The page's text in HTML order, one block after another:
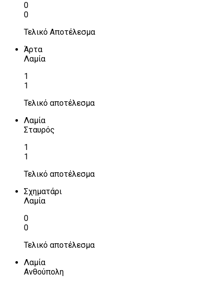
0
0
Τελικό Αποτέλεσμα
Άρτα
Λαμία
1
1
Τελικό αποτέλεσμα
Λαμία
Σταυρός
1
1
Τελικό αποτέλεσμα
Σχηματάρι
Λαμία
0
0
Τελικό αποτέλεσμα
Λαμία
Ανθούπολη